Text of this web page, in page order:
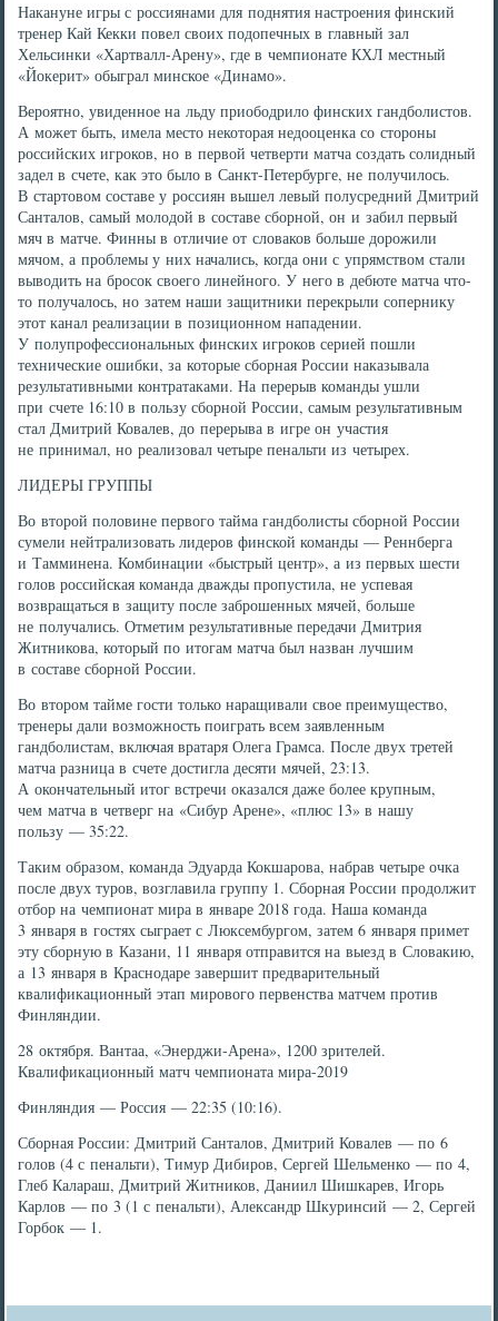
Накануне игры с россиянами для поднятия настроения финский
тренер Кай Кекки повел своих подопечных в главный зал
Хельсинки «Хартвалл-Арену», где в чемпионате КХЛ местный
«Йокерит» обыграл минское «Динамо».
Вероятно, увиденное на льду приободрило финских гандболистов.
А может быть, имела место некоторая недооценка со стороны
российских игроков, но в первой четверти матча создать солидный
задел в счете, как это было в Санкт-Петербурге, не получилось.
В стартовом составе у россиян вышел левый полусредний Дмитрий
Санталов, самый молодой в составе сборной, он и забил первый
мяч в матче. Финны в отличие от словаков больше дорожили
мячом, а проблемы у них начались, когда они с упрямством стали
выводить на бросок своего линейного. У него в дебюте матча что-
то получалось, но затем наши защитники перекрыли сопернику
этот канал реализации в позиционном нападении.
У полупрофессиональных финских игроков серией пошли
технические ошибки, за которые сборная России наказывала
результативными контратаками. На перерыв команды ушли
при счете 16:10 в пользу сборной России, самым результативным
стал Дмитрий Ковалев, до перерыва в игре он участия
не принимал, но реализовал четыре пенальти из четырех.
ЛИДЕРЫ ГРУППЫ
Во второй половине первого тайма гандболисты сборной России
сумели нейтрализовать лидеров финской команды — Реннберга
и Тамминена. Комбинации «быстрый центр», а из первых шести
голов российская команда дважды пропустила, не успевая
возвращаться в защиту после заброшенных мячей, больше
не получались. Отметим результативные передачи Дмитрия
Житникова, который по итогам матча был назван лучшим
в составе сборной России.
Во втором тайме гости только наращивали свое преимущество,
тренеры дали возможность поиграть всем заявленным
гандболистам, включая вратаря Олега Грамса. После двух третей
матча разница в счете достигла десяти мячей, 23:13.
А окончательный итог встречи оказался даже более крупным,
чем матча в четверг на «Сибур Арене», «плюс 13» в нашу
пользу — 35:22.
Таким образом, команда Эдуарда Кокшарова, набрав четыре очка
после двух туров, возглавила группу 1. Сборная России продолжит
отбор на чемпионат мира в январе 2018 года. Наша команда
3 января в гостях сыграет с Люксембургом, затем 6 января примет
эту сборную в Казани, 11 января отправится на выезд в Словакию,
а 13 января в Краснодаре завершит предварительный
квалификационный этап мирового первенства матчем против
Финляндии.
28 октября. Вантаа, «Энерджи-Арена», 1200 зрителей.
Квалификационный матч чемпионата мира-2019
Финляндия — Россия — 22:35 (10:16).
Сборная России: Дмитрий Санталов, Дмитрий Ковалев — по 6
голов (4 с пенальти), Тимур Дибиров, Сергей Шельменко — по 4,
Глеб Калараш, Дмитрий Житников, Даниил Шишкарев, Игорь
Карлов — по 3 (1 с пенальти), Александр Шкуринсий — 2, Сергей
Горбок — 1.